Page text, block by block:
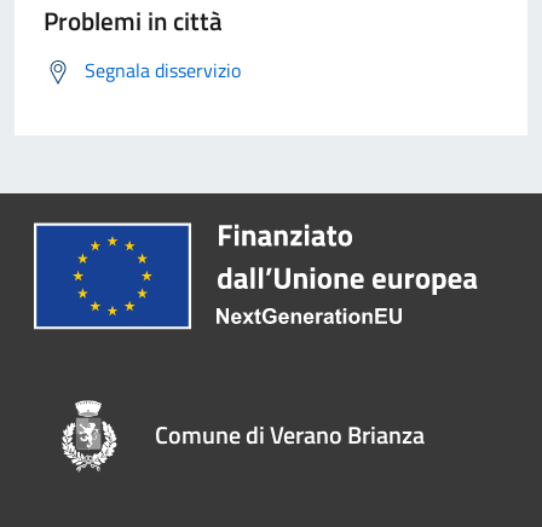
Problemi in città
Segnala disservizio
Comune di Verano Brianza